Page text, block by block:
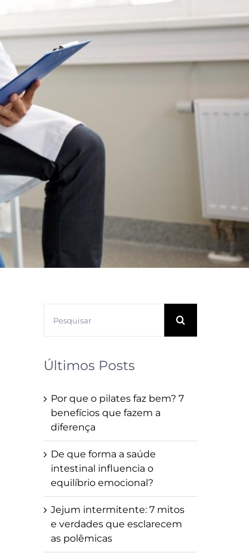
resultados
Últimos Posts
Por que o pilates faz bem? 7
benefícios que fazem a
diferença
De que forma a saúde
intestinal influencia o
equilíbrio emocional?
Jejum intermitente: 7 mitos
e verdades que esclarecem
as polêmicas